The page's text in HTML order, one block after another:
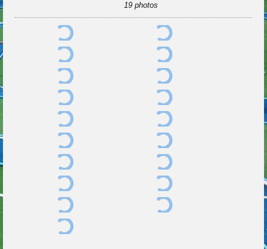
19 photos